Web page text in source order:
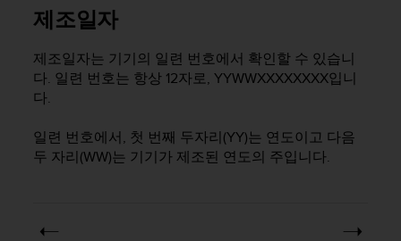
제조일자
제조일자는 기기의 일련 번호에서 확인할 수 있습니
다. 일련 번호는 항상 12자로, YYWWXXXXXXXX입니
다.
일련 번호에서, 첫 번째 두자리(YY)는 연도이고 다음
두 자리(WW)는 기기가 제조된 연도의 주입니다.